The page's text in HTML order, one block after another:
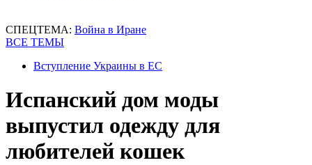
СПЕЦТЕМА: Война в Иране
ВСЕ ТЕМЫ
Вступление Украины в ЕС
Испанский дом моды
выпустил одежду для
любителей кошек